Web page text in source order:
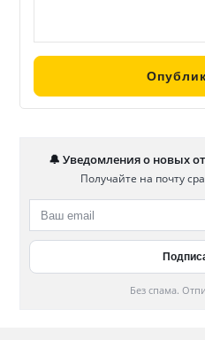
🔔 Уведомления о новых
Получайте на почту
Без спама.